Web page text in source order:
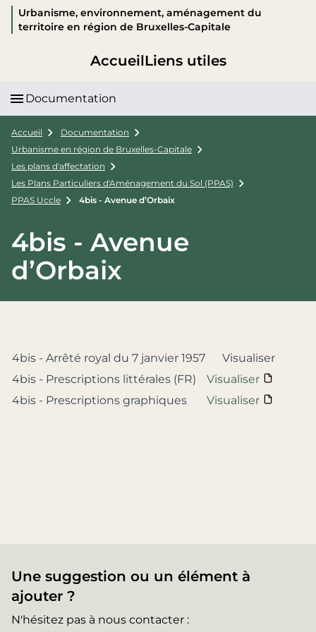
Urbanisme, environnement, aménagement du
territoire en région de Bruxelles-Capitale
AccueilLiens utiles
Documentation
Accueil
Documentation
Urbanisme en région de Bruxelles-Capitale
Les plans d'affectation
Les Plans Particuliers d'Aménagement du Sol (PPAS)
PPAS Uccle
4bis - Avenue d’Orbaix
4bis - Avenue
d’Orbaix
4bis - Arrêté royal du 7 janvier 1957
Visualiser
4bis - Prescriptions littérales (FR)
Visualiser
4bis - Prescriptions graphiques
Visualiser
Une suggestion ou un élément à
ajouter ?
N'hésitez pas à nous contacter :